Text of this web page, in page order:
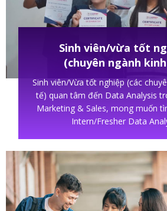
Sinh viên/vừa tốt
(chuyên ngành
Sinh viên/Vừa tốt nghiệp (các
tế) quan tâm đến Data Analysis
Marketing & Sales, mong muốn
Intern/Fresher Data